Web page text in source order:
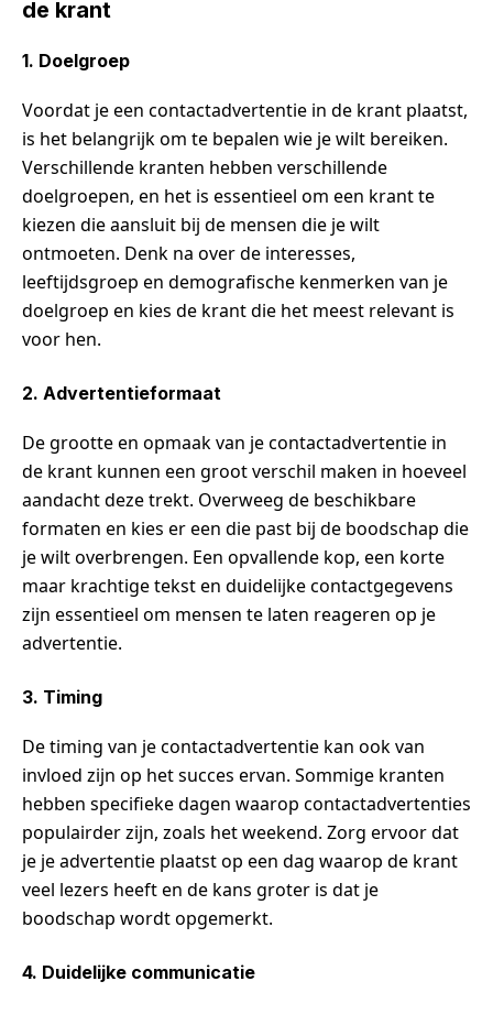
de krant
1. Doelgroep
Voordat je een contactadvertentie in de krant plaatst,
is het belangrijk om te bepalen wie je wilt bereiken.
Verschillende kranten hebben verschillende
doelgroepen, en het is essentieel om een krant te
kiezen die aansluit bij de mensen die je wilt
ontmoeten. Denk na over de interesses,
leeftijdsgroep en demografische kenmerken van je
doelgroep en kies de krant die het meest relevant is
voor hen.
2. Advertentieformaat
De grootte en opmaak van je contactadvertentie in
de krant kunnen een groot verschil maken in hoeveel
aandacht deze trekt. Overweeg de beschikbare
formaten en kies er een die past bij de boodschap die
je wilt overbrengen. Een opvallende kop, een korte
maar krachtige tekst en duidelijke contactgegevens
zijn essentieel om mensen te laten reageren op je
advertentie.
3. Timing
De timing van je contactadvertentie kan ook van
invloed zijn op het succes ervan. Sommige kranten
hebben specifieke dagen waarop contactadvertenties
populairder zijn, zoals het weekend. Zorg ervoor dat
je je advertentie plaatst op een dag waarop de krant
veel lezers heeft en de kans groter is dat je
boodschap wordt opgemerkt.
4. Duidelijke communicatie